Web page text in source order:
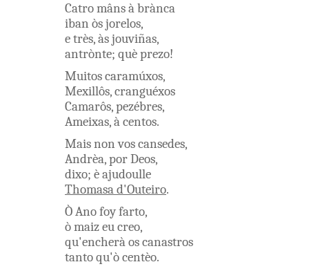
Catromânsàbrànca
iban òsjorelos,
etrès,àsjouviñas,
antrònte; quèprezo!
Muitoscaramúxos,
Mexillôs,cranguéxos
Camarôs,pezébres,
Ameixas,àcentos.
Maisnon voscansedes,
Andrèa,porDeos,
dixo; èajudoulle
Thomasad'Outeiro.
ÒAnofoyfarto,
òmaizeucreo,
qu'encheràoscanastros
tantoqu'òcentèo.